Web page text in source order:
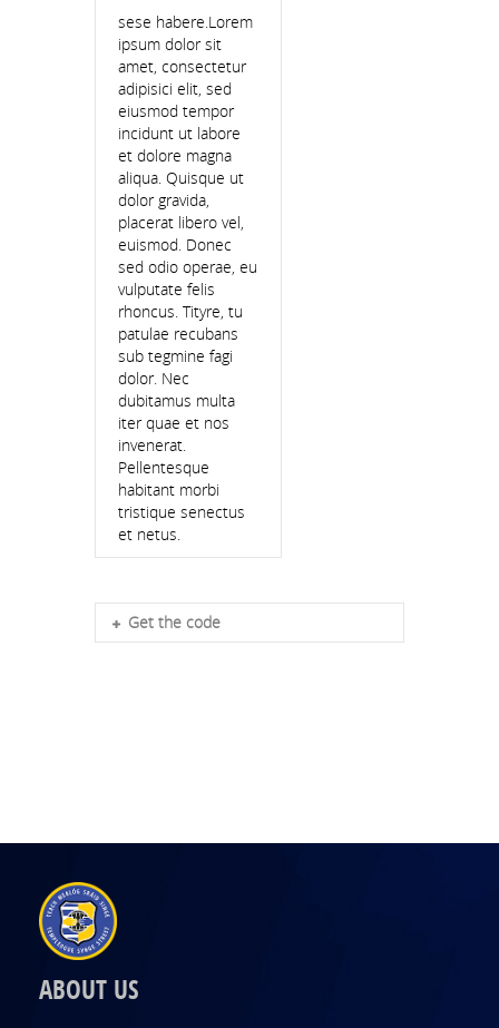
sese habere.Lorem
ipsum dolor sit
amet, consectetur
adipisici elit, sed
eiusmod tempor
incidunt ut labore
et dolore magna
aliqua. Quisque ut
dolor gravida,
placerat libero vel,
euismod. Donec
sed odio operae, eu
vulputate felis
rhoncus. Tityre, tu
patulae recubans
sub tegmine fagi
dolor. Nec
dubitamus multa
iter quae et nos
invenerat.
Pellentesque
habitant morbi
tristique senectus
et netus.
Get the code
ABOUT US